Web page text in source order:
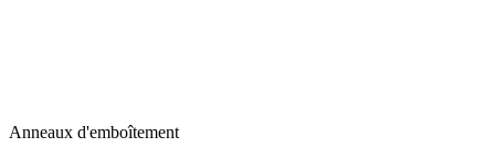
Anneaux d'emboîtement